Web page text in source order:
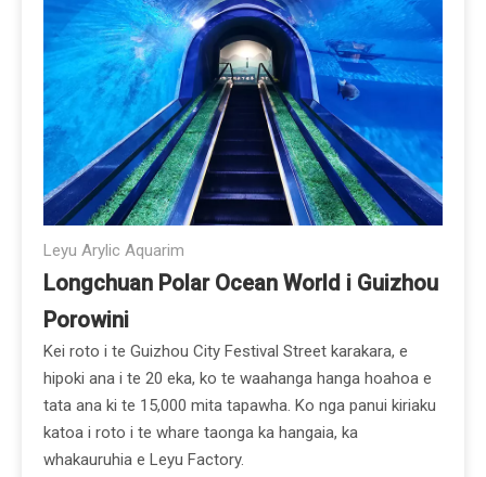
Leyu Arylic Aquarim
Longchuan Polar Ocean World i Guizhou
Porowini
Kei roto i te Guizhou City Festival Street karakara, e
hipoki ana i te 20 eka, ko te waahanga hanga hoahoa e
tata ana ki te 15,000 mita tapawha. Ko nga panui kiriaku
katoa i roto i te whare taonga ka hangaia, ka
whakauruhia e Leyu Factory.